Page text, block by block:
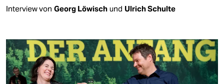
Interview von Georg Löwisch und Ulrich Schulte